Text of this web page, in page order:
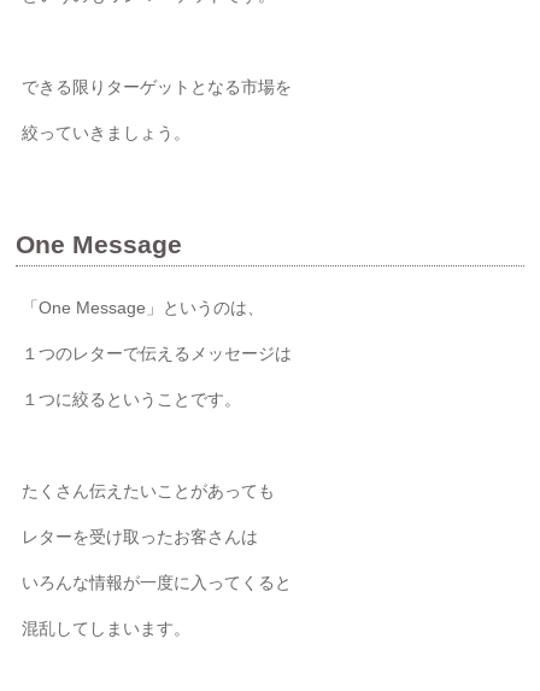
できる限りターゲットとなる市場を
絞っていきましょう。
One Message
「One Message」というのは、
１つのレターで伝えるメッセージは
１つに絞るということです。
たくさん伝えたいことがあっても
レターを受け取ったお客さんは
いろんな情報が一度に入ってくると
混乱してしまいます。